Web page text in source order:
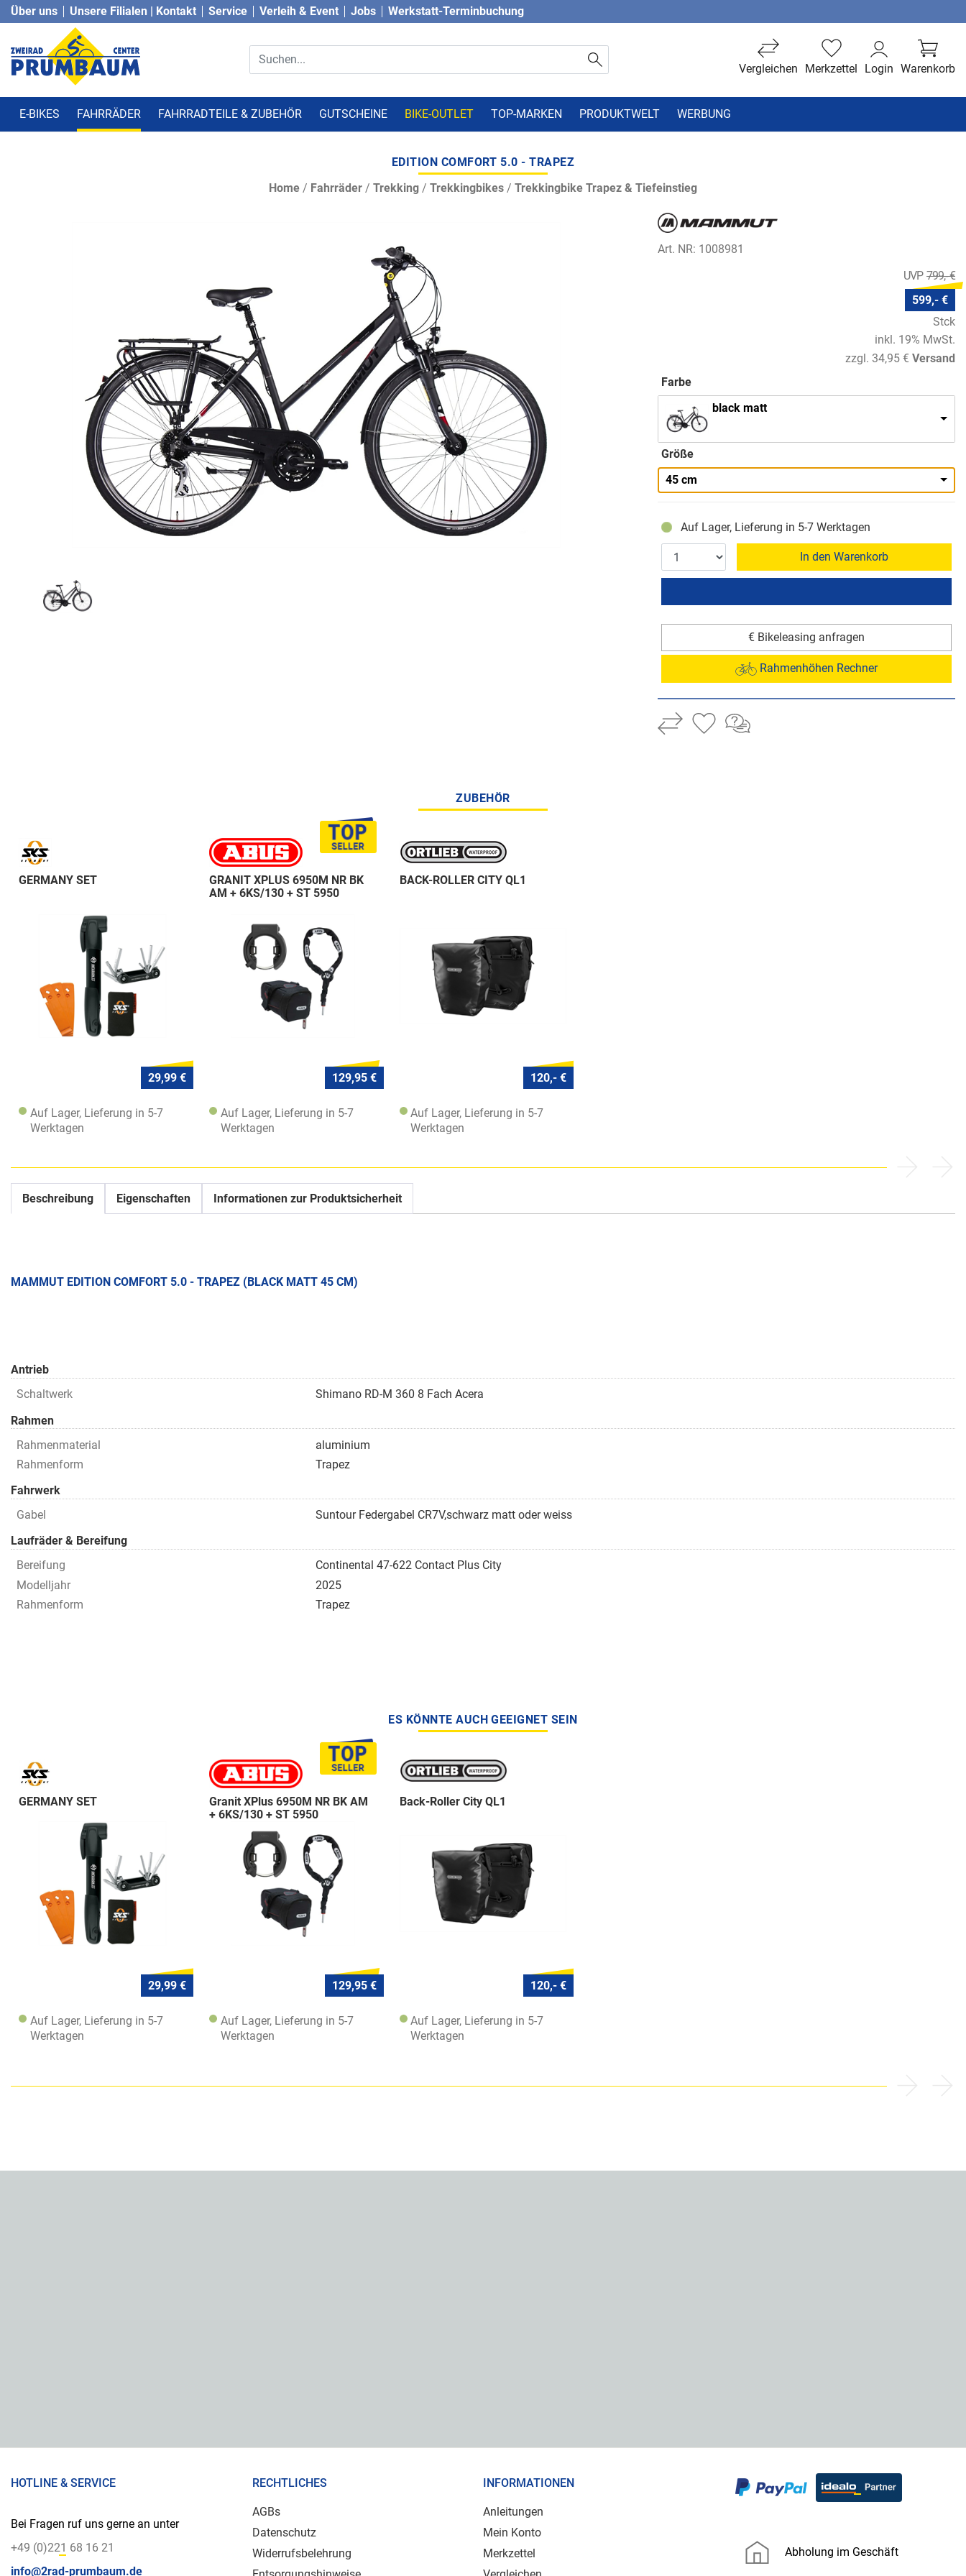
Über uns Unsere Filialen | Kontakt Service Verleih & Event Jobs Werkstatt-Terminbuchung
Warenkorb
Login
Merkzettel
Vergleichen
E-BIKES FAHRRÄDER FAHRRADTEILE & ZUBEHÖR GUTSCHEINE BIKE-OUTLET TOP-MARKEN PRODUKTWELT WERBUNG
EDITION COMFORT 5.0 - TRAPEZ
Home / Fahrräder / Trekking / Trekkingbikes / Trekkingbike Trapez & Tiefeinstieg
Art. NR: 1008981
799,- €
599,- €
Stck
inkl. 19% MwSt.
zzgl. 34,95 € Versand
Farbe
black matt
Größe
45 cm
Auf Lager, Lieferung in 5-7 Werktagen
In den Warenkorb
€ Bikeleasing anfragen
Rahmenhöhen Rechner
ZUBEHÖR
GERMANY SET
29,99 €
Auf Lager, Lieferung in 5-7
Werktagen
GRANIT XPLUS 6950M NR BK
AM + 6KS/130 + ST 5950
129,95 €
Auf Lager, Lieferung in 5-7
Werktagen
BACK-ROLLER CITY QL1
120,- €
Auf Lager, Lieferung in 5-7
Werktagen
Beschreibung Eigenschaften Informationen zur Produktsicherheit
MAMMUT EDITION COMFORT 5.0 - TRAPEZ (BLACK MATT 45 CM)
Antrieb
Schaltwerk
Shimano RD-M 360 8 Fach Acera
Rahmen
Rahmenmaterial
aluminium
Rahmenform
Trapez
Fahrwerk
Gabel
Suntour Federgabel CR7V,schwarz matt oder weiss
Laufräder & Bereifung
Bereifung
Continental 47-622 Contact Plus City
Modelljahr
2025
Rahmenform
Trapez
ES KÖNNTE AUCH GEEIGNET SEIN
GERMANY SET
29,99 €
Auf Lager, Lieferung in 5-7
Werktagen
Granit XPlus 6950M NR BK AM
+ 6KS/130 + ST 5950
129,95 €
Auf Lager, Lieferung in 5-7
Werktagen
Back-Roller City QL1
120,- €
Auf Lager, Lieferung in 5-7
Werktagen
HOTLINE & SERVICE
Bei Fragen ruf uns gerne an unter
+49 (0)221 68 16 21
info@2rad-prumbaum.de
RECHTLICHES
AGBs
Datenschutz
Widerrufsbelehrung
INFORMATIONEN
Anleitungen
Mein Konto
Merkzettel
Abholung im Geschäft